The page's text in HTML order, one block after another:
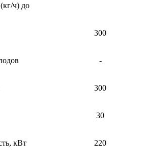
ч) до
300
-
300
30
кВт 220